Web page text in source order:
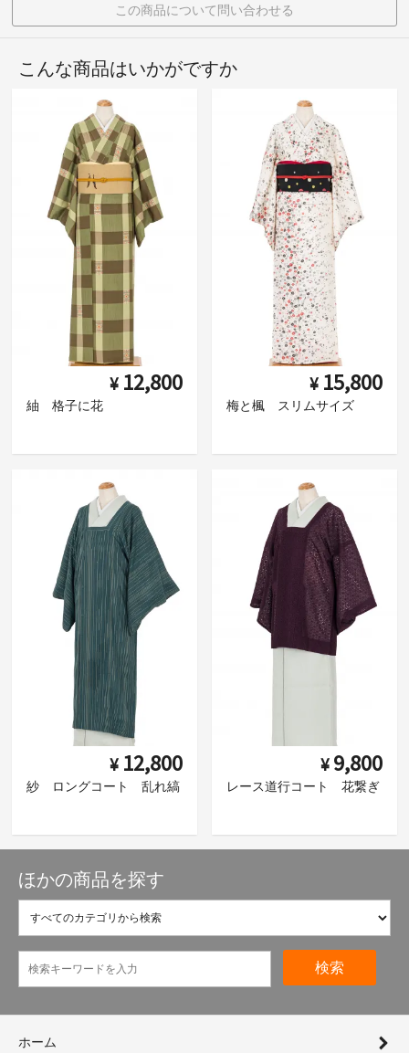
この商品について問い合わせる
こんな商品はいかがですか
¥ 12,800
紬 格子に花
¥ 15,800
梅と楓 スリムサイズ
¥ 12,800
紗 ロングコート 乱れ縞
¥ 9,800
レース道行コート 花繋ぎ
ほかの商品を探す
検索
ホーム